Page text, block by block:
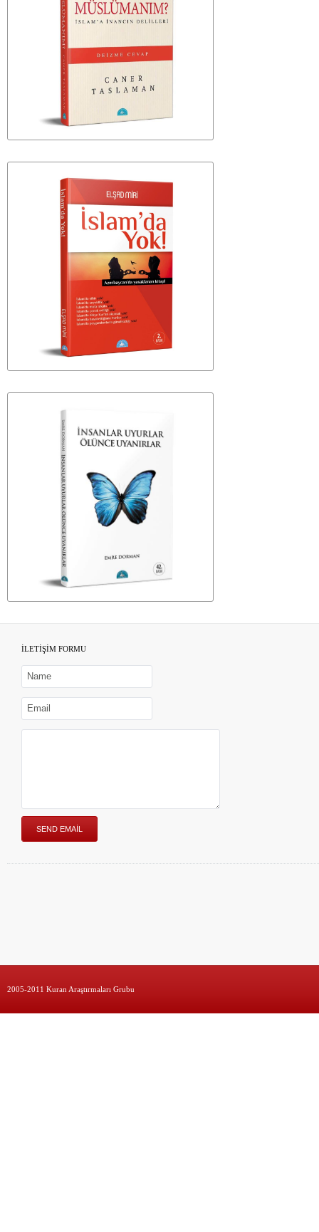
İLETİŞİM FORMU
2005-2011 Kuran Araştırmaları Grubu